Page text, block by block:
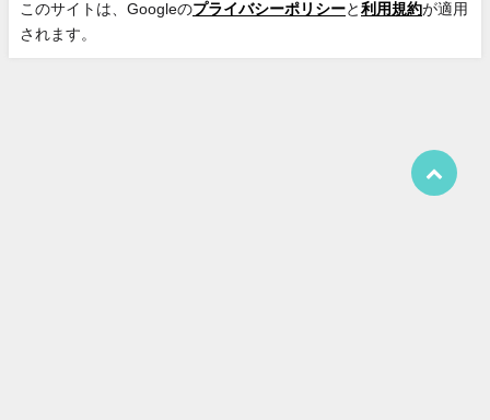
このサイトは、Googleのプライバシーポリシーと 利用規約が適用
されます。